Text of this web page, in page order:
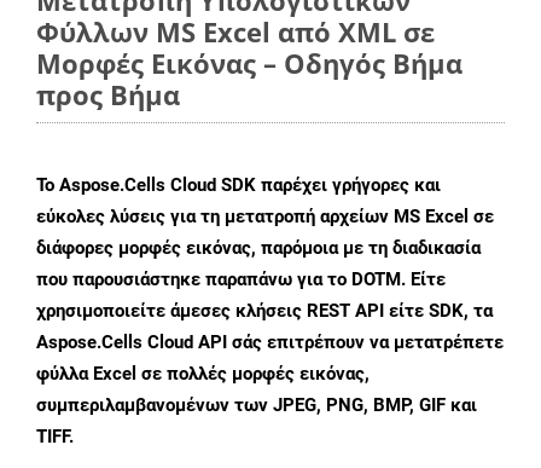
Φύλλων MS Excel από XML σε
Μορφές Εικόνας – Οδηγός Βήμα
προς Βήμα
Το Aspose.Cells Cloud SDK παρέχει γρήγορες και
εύκολες λύσεις για τη μετατροπή αρχείων MS Excel σε
διάφορες μορφές εικόνας, παρόμοια με τη διαδικασία
που παρουσιάστηκε παραπάνω για το DOTM. Είτε
χρησιμοποιείτε άμεσες κλήσεις REST API είτε SDK, τα
Aspose.Cells Cloud API σάς επιτρέπουν να μετατρέπετε
φύλλα Excel σε πολλές μορφές εικόνας,
συμπεριλαμβανομένων των JPEG, PNG, BMP, GIF και
TIFF.